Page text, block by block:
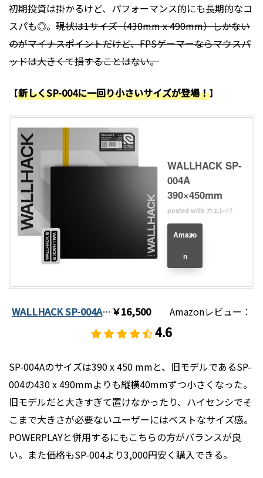
初期投資は掛かるけど、パフォーマンス的にも長期的なコ
スパも◎。 現状は1サイズ（430mm x 490mm）しかない
のがマイナスポイントだけど、FPSゲーマーならマウスパ
ッドは大きくて損することはない。
【新しくSP-004に一回り小さいサイズが登場！】
WALLHACK SP-
004A
390×450mm
posted with カエレバ
Amazo
n
WALLHACK SP-004A…￥16,500Amazonレビュー：
4.6
SP-004Aのサイズは390 x 450 mmと、旧モデルであるSP-
004の430 x 490mmよりも縦横40mmずつ小さくなった。
旧モデルだと大きすぎて置けなかったり、ハイセンシでそ
こまで大きさが必要ないユーザーにはベストなサイズ感。
POWERPLAYと併用するにもこちらの方がバランスが良
い。また価格もSP-004より3,000円安く購入できる。